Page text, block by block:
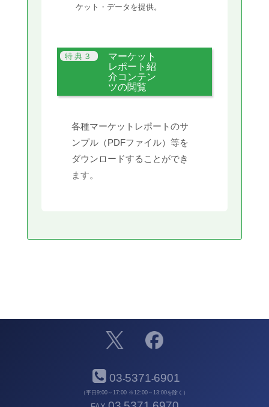
ケット・データを提供。
マーケット
レポート紹
介コンテン
ツの閲覧
各種マーケットレポートのサ
ンプル（PDFファイル）等を
ダウンロードすることができ
ます。
03-5371-6901
（平日9:00～17:00 ※12:00～13:00を除く）